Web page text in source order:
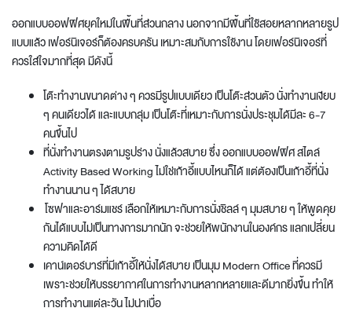
ออกแบบออฟฟิศยุคใหม่ในพื้นที่ส่วนกลาง นอกจากมีพื้นที่ใช้สอยหลากหลายรูป
แบบแล้ว เฟอร์นิเจอร์ก็ต้องครบครัน เหมาะสมกับการใช้งาน โดยเฟอร์นิเจอร์ที่
ควรใส่ใจมากที่สุด มีดังนี้
โต๊ะทำงานขนาดต่าง ๆ ควรมีรูปแบบเดียว เป็นโต๊ะส่วนตัว นั่งทำงานเงียบ
ๆ คนเดียวได้ และแบบกลุ่ม เป็นโต๊ะที่เหมาะกับการนั่งประชุมได้มีละ 6-7
คนขึ้นไป
ที่นั่งทำงานตรงตามรูปร่าง นั่งแล้วสบาย ซึ่ง ออกแบบออฟฟิศ สไตล์
Activity Based Working ไม่ใช่เก้าอี้แบบไหนก็ได้ แต่ต้องเป็นเก้าอี้ที่นั่ง
ทำงานนาน ๆ ได้สบาย
โซฟาและอาร์มแชร์ เลือกให้เหมาะกับการนั่งชิลล์ ๆ มุมสบาย ๆ ให้พูดคุย
กันได้แบบไม่เป็นทางการมากนัก จะช่วยให้พนักงานในองค์กร แลกเปลี่ยน
ความคิดได้ดี
เคาน์เตอร์บาร์ที่มีเก้าอี้ให้นั่งได้สบาย เป็นมุมModern Officeที่ควรมี
เพราะช่วยให้บรรยากาศในการทำงานหลากหลายและดีมากยิ่งขึ้น ทำให้
การทำงานแต่ละวัน ไม่น่าเบื่อ